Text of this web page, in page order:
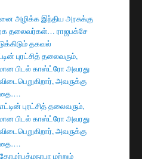
அழிக்க இந்திய அரசுக்கு
தலைவர்கள்… ராஜபக்சே
தகவல்
புரட்சித் தலைவரும்,
பிடல் காஸ்ட்ரோ அவரது
அவருக்கு
புரட்சித் தலைவரும்,
பிடல் காஸ்ட்ரோ அவரது
அவருக்கு
தோழர்பத்மநாபா மற்றும்